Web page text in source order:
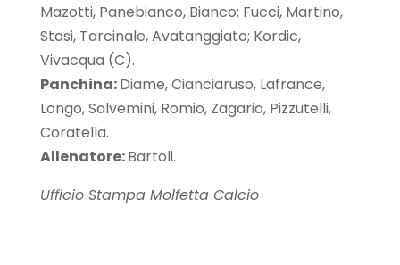
Mazotti, Panebianco, Bianco; Fucci, Martino,
Stasi, Tarcinale, Avatanggiato; Kordic,
Vivacqua (C).
Panchina:Diame, Cianciaruso, Lafrance,
Longo, Salvemini, Romio, Zagaria, Pizzutelli,
Coratella.
Allenatore:Bartoli.
Ufficio Stampa Molfetta Calcio